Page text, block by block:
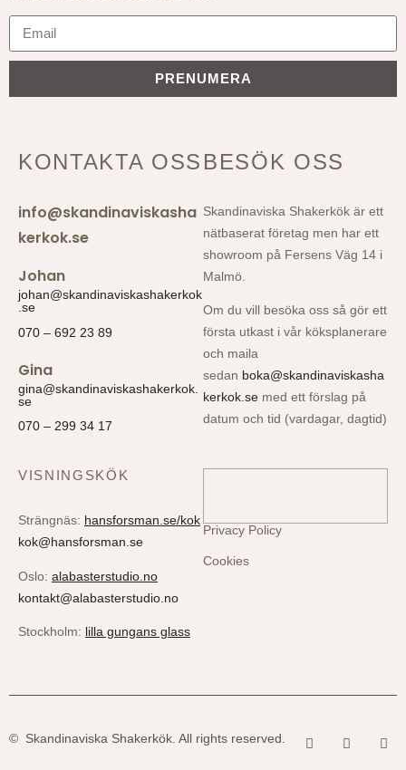
PRENUMERA
KONTAKTA OSS
info@skandinaviskasha
kerkok.se
Johan
johan@skandinaviskashakerkok
.se
070 – 692 23 89
Gina
gina@skandinaviskashakerkok.
se
070 – 299 34 17
BESÖK OSS
Skandinaviska Shakerkök är ett
nätbaserat företag men har ett
showroom på Fersens Väg 14 i
Malmö.
Om du vill besöka oss så gör ett
första utkast i vår köksplanerare
och maila
sedan boka@skandinaviskasha
kerkok.se med ett förslag på
datum och tid (vardagar, dagtid)
VISNINGSKÖK
Strängnäs: hansforsman.se/kok
kok@hansforsman.se
Oslo: alabasterstudio.no
kontakt@alabasterstudio.no
Stockholm: lilla gungans glass
Privacy Policy
Cookies
© Skandinaviska Shakerkök. All rights reserved.